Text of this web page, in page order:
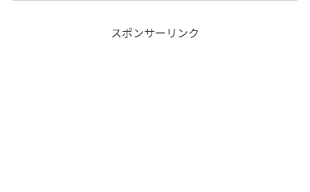
スポンサーリンク